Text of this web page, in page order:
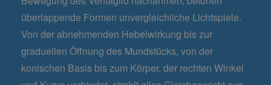
überlappende Formen unvergleichliche Lichtspiele.
Von der abnehmenden Hebelwirkung bis zur
graduellen Öffnung des Mundstücks, von der
konischen Basis bis zum Körper, der rechten Winkel